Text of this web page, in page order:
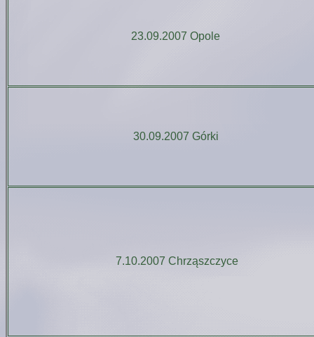
23.09.2007 Opole
30.09.2007 Górki
7.10.2007 Chrząszczyce